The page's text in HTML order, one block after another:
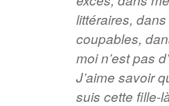
littéraires,
coupables,
moi n’est pas
J’aime savoir
suis cette fille-